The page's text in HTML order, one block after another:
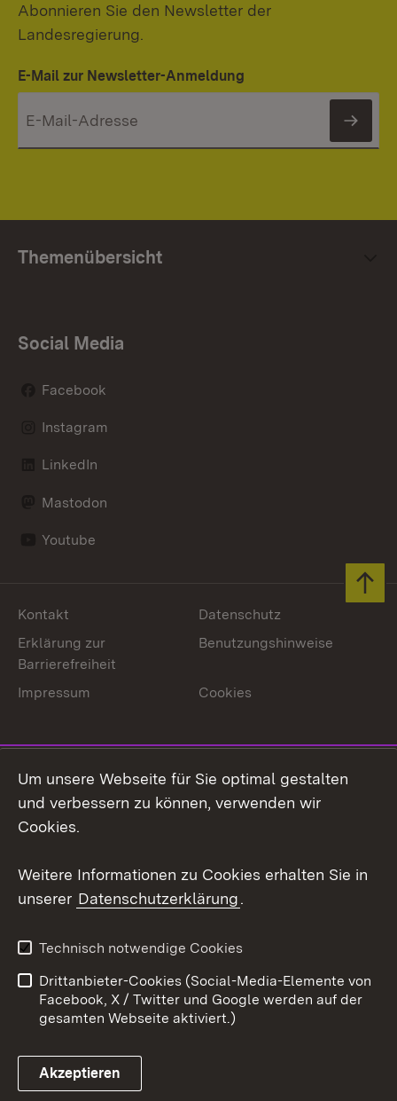
Abonnieren Sie den Newsletter der
Landesregierung.
E-Mail zur Newsletter-Anmeldung
Themenübersicht
Social Media
Facebook
Instagram
LinkedIn
Mastodon
Youtube
Kontakt
Datenschutz
Erklärung zur
Barrierefreiheit
Benutzungshinweise
Impressum Cookies
Um unsere Webseite für Sie optimal gestalten
und verbessern zu können, verwenden wir
Cookies.
Weitere Informationen zu Cookies erhalten Sie in
unserer Datenschutzerklärung.
Technisch notwendige Cookies
Drittanbieter-Cookies (Social-Media-Elemente von
Facebook, X / Twitter und Google werden auf der
gesamten Webseite aktiviert.)
Akzeptieren